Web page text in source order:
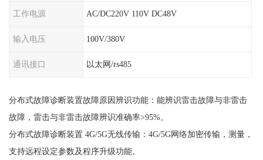
工作电源 AC/DC220V 110V DC48V
输入电压 100V/380V
通讯接口 以太网/rs485
分布式故障诊断装置故障原因辨识功能：能辨识雷击故障与非雷击
故障，雷击与非雷击故障辨识准确率>95%。
分布式故障诊断装置 4G/5G无线传输：4G/5G网络加密传输，测量，
支持远程设定参数及程序升级功能。